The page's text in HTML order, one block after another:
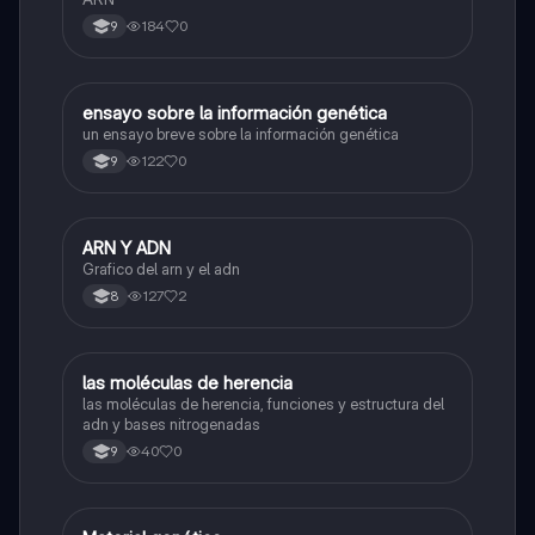
9 184 0
Biologia
ensayo sobre la información genética
un ensayo breve sobre la información genética
9 122 0
Biologia
ARN Y ADN
Grafico del arn y el adn
8 127 2
Biologia
las moléculas de herencia
las moléculas de herencia, funciones y estructura del
adn y bases nitrogenadas
9 40 0